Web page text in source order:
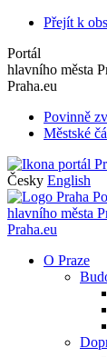
Přejít k
Portál
hlavního města
Praha.eu
Povinně
Městské
Česky English
hlavního města
Praha.eu
O Praze